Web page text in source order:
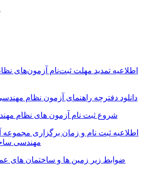
اطلاعیه تمدید مهلت ثبت‌نام آزمون‌های
دانلود دفترچه راهنمای آزمون نظام مهندسی
شروع ثبت نام آزمون های نظام
اطلاعیه ثبت نام و زمان برگزاری
مهندسی
ضوابط زیر زمین ها و ساختمان های